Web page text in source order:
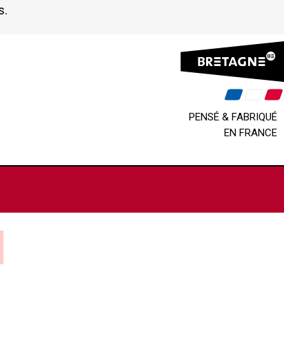
PENSÉ & FABRIQUÉ
EN FRANCE